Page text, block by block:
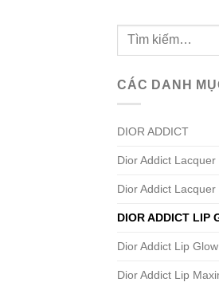
Tìm
CÁC DANH
DIOR ADDICT
Dior Addict Lacquer
Dior Addict Lacquer
DIOR ADDICT LIP
Dior Addict Lip
Dior Addict Lip